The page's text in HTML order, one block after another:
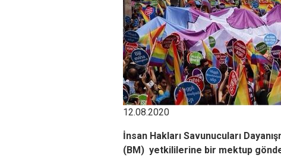
12.08.2020
İnsan Hakları Savunucuları
(BM) yetkililerine bir mektup